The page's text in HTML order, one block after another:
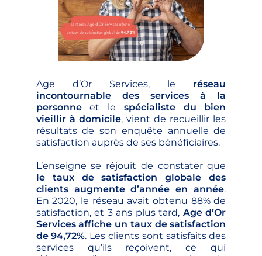
Age d’Or Services, le réseau
incontournable des services à la
personneet le spécialiste du bien
vieillir à domicile, vient de recueillir les
résultats de son enquête annuelle de
satisfaction auprès de ses bénéficiaires.
L’enseigne se réjouit de constater que
le taux de satisfaction globale des
clients augmente d’année en année.
En 2020, le réseau avait obtenu 88% de
satisfaction, et 3 ans plus tard, Age d’Or
Services affiche un taux de satisfaction
de 94,72%. Les clients sont satisfaits des
services qu’ils reçoivent, ce qui